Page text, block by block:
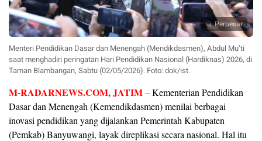
Perbesar
Menteri Pendidikan Dasar dan Menengah (Mendikdasmen), Abdul Mu’ti
saat menghadiri peringatan Hari Pendidikan Nasional (Hardiknas) 2026, di
Taman Blambangan, Sabtu (02/05/2026). Foto: dok/ist.
M-RADARNEWS.COM, JATIM– Kementerian Pendidikan
Dasar dan Menengah (Kemendikdasmen) menilai berbagai
inovasi pendidikan yang dijalankan Pemerintah Kabupaten
(Pemkab) Banyuwangi, layak direplikasi secara nasional. Hal itu